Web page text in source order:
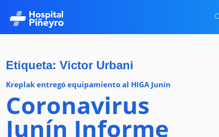
Etiqueta: Victor Urbani
Kreplak entregó equipamiento al HIGA Junín
Coronavirus
Junín Informe